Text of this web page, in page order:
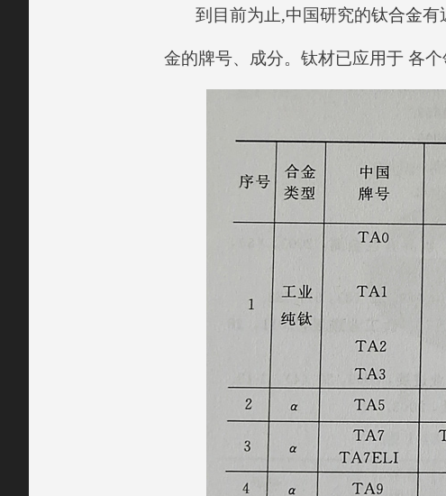
到目前为止,中国研究的钛合金有
金的牌号、成分。钛材已应用于 各